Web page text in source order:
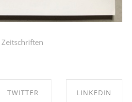
Zeitschriften
TWITTER LINKEDIN